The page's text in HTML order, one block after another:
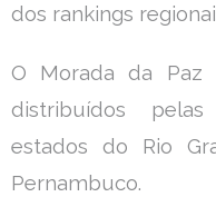
dos rankings
O Morada da Paz
distribuídos
estados do Rio
Pernambuco.